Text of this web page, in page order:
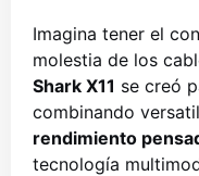
Imagina tener el
molestia de los
Shark X11 se creó
combinando
rendimiento
tecnología